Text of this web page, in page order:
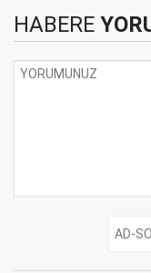
HABERE